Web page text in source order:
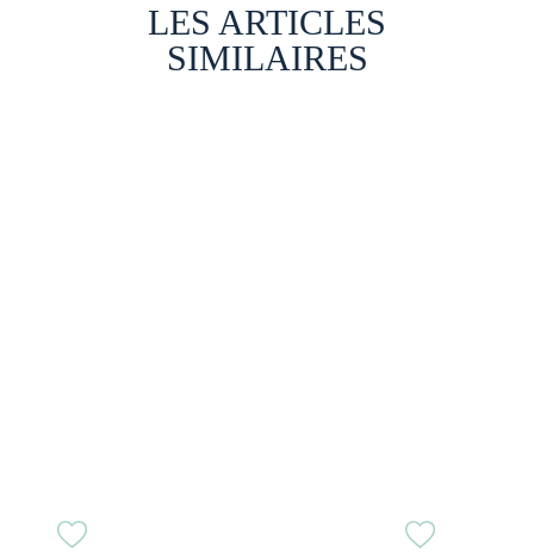
LES ARTICLES
SIMILAIRES